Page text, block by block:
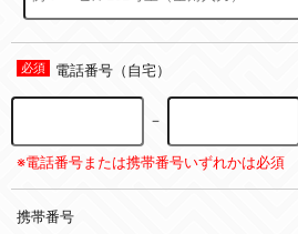
電話番号（自宅）
－
※電話番号または携帯番号いずれかは必須
携帯番号